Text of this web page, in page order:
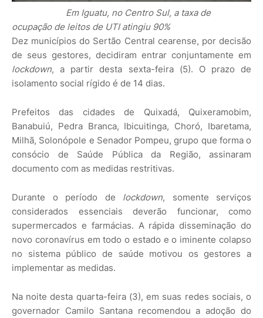
Em Iguatu, no Centro Sul, a taxa de
ocupação de leitos de UTI atingiu 90%
Dez municípios do Sertão Central cearense, por decisão
de seus gestores, decidiram entrar conjuntamente em
lockdown, a partir desta sexta-feira (5). O prazo de
isolamento social rígido é de 14 dias.
Prefeitos das cidades de Quixadá, Quixeramobim,
Banabuiú, Pedra Branca, Ibicuitinga, Choró, Ibaretama,
Milhã, Solonópole e Senador Pompeu, grupo que forma o
consócio de Saúde Pública da Região, assinaram
documento com as medidas restritivas.
Durante o período de lockdown, somente serviços
considerados essenciais deverão funcionar, como
supermercados e farmácias. A rápida disseminação do
novo coronavírus em todo o estado e o iminente colapso
no sistema público de saúde motivou os gestores a
implementar as medidas.
Na noite desta quarta-feira (3), em suas redes sociais, o
governador Camilo Santana recomendou a adoção do